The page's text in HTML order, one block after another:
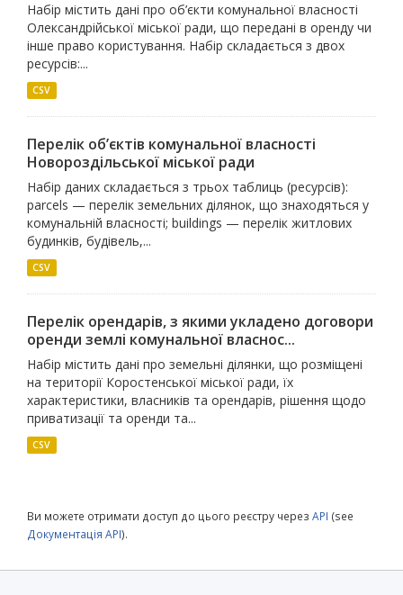
Набір містить дані про об’єкти комунальної власності
Олександрійської міської ради, що передані в оренду чи
інше право користування. Набір складається з двох
ресурсів:...
CSV
Перелік об’єктів комунальної власності
Новороздільської міської ради
Набір даних складається з трьох таблиць (ресурсів):
parcels — перелік земельних ділянок, що знаходяться у
комунальній власності; buildings — перелік житлових
будинків, будівель,...
CSV
Перелік орендарів, з якими укладено договори
оренди землі комунальної власнос...
Набір містить дані про земельні ділянки, що розміщені
на території Коростенської міської ради, їх
характеристики, власників та орендарів, рішення щодо
приватизації та оренди та...
CSV
Ви можете отримати доступ до цього реєстру через API (see
Документація API).